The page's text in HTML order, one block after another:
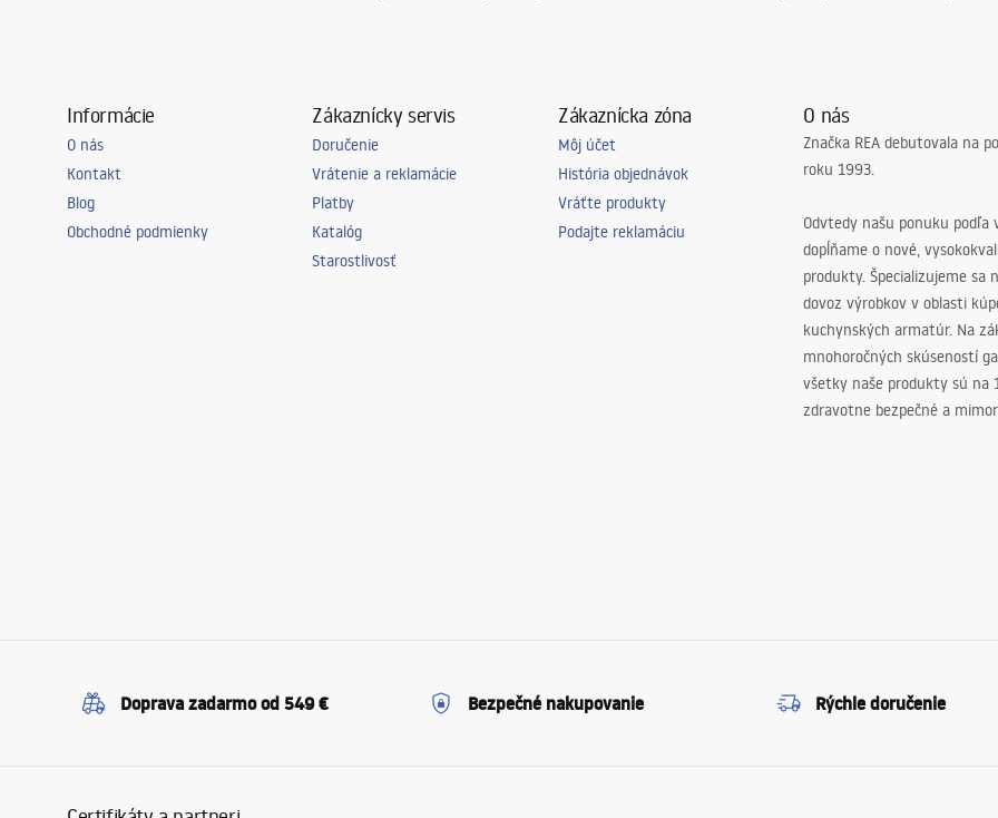
Informácie
O nás
Kontakt
Blog
Obchodné podmienky
Zákaznícky servis
Doručenie
Vrátenie a reklamácie
Platby
Katalóg
Starostlivosť
Zákaznícka zóna
Môj účet
História objednávok
Vráťte produkty
Podajte reklamáciu
O nás
Značka REA debutovala na
roku 1993.
Odvtedy našu ponuku podľa
dopĺňame o nové,
produkty. Špecializujeme sa
dovoz výrobkov v oblasti
kuchynských armatúr. Na
mnohoročných skúseností
všetky naše produkty sú na
zdravotne bezpečné a
Doprava zadarmo od 549 € Bezpečné nakupovanie Rýchle doručenie